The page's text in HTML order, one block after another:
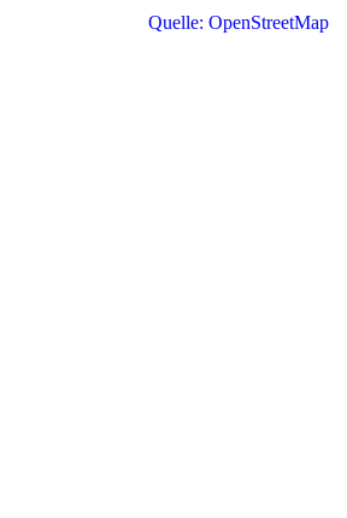
Quelle: OpenStreetMap